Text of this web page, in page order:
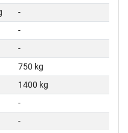
-
-
-
750 kg
1400 kg
-
-